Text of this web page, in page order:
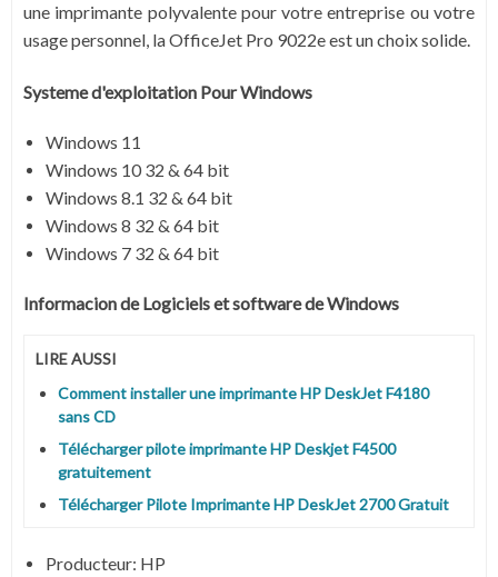
une imprimante polyvalente pour votre entreprise ou votre
usage personnel, la OfficeJet Pro 9022e est un choix solide.
Systeme d'exploitation Pour Windows
Windows 11
Windows 10 32 & 64 bit
Windows 8.1 32 & 64 bit
Windows 8 32 & 64 bit
Windows 7 32 & 64 bit
Informacion de Logiciels et software de Windows
LIRE AUSSI
Comment installer une imprimante HP DeskJet F4180
sans CD
Télécharger pilote imprimante HP Deskjet F4500
gratuitement
Télécharger Pilote Imprimante HP DeskJet 2700 Gratuit
Producteur: HP